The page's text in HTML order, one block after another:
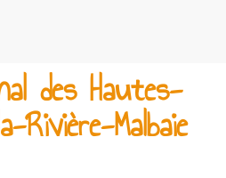
des Hautes-
Rivière-Malbaie